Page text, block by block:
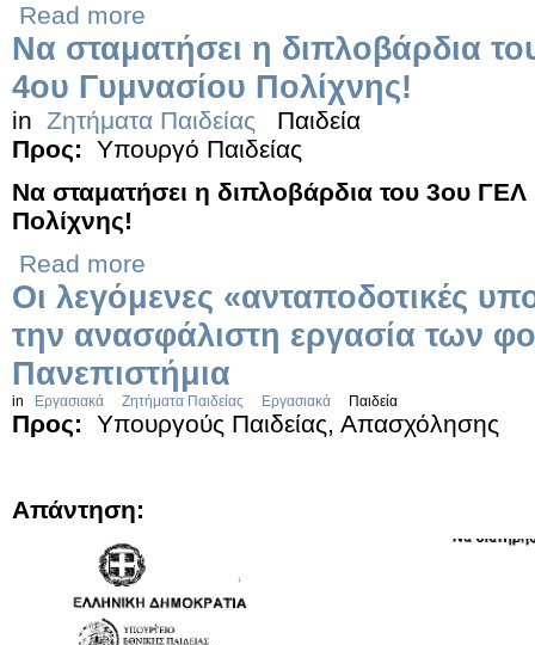
Read more
Να σταματήσει η διπλοβάρδια
4ου Γυμνασίου Πολίχνης!
in Ζητήματα Παιδείας
Παιδεία
Προς:
Υπουργό Παιδείας
Να σταματήσει η διπλοβάρδια του 3ου ΓΕΛ
Πολίχνης!
Read more
Οι λεγόμενες «ανταποδοτικές
την ανασφάλιστη εργασία των
Πανεπιστήμια
in Εργασιακά Ζητήματα Παιδείας Εργασιακά Παιδεία
Προς: Υπουργούς Παιδείας, Απασχόλησης
Απάντηση: